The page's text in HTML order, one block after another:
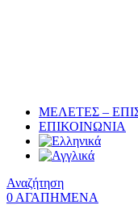
ΜΕΛΕΤΕΣ –
ΕΠΙΚΟΙΝΩΝΙΑ
Αναζήτηση
0 ΑΓΑΠΗΜΕΝΑ